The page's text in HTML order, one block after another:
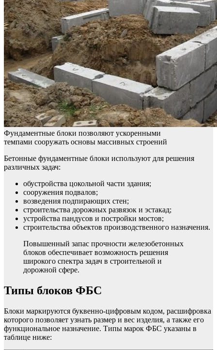
Фундаментные блоки позволяют ускоренными
темпами сооружать основы массивных строений
Бетонные фундаментные блоки используют для решения
различных задач:
обустройства цокольной части здания;
сооружения подвалов;
возведения подпирающих стен;
строительства дорожных развязок и эстакад;
устройства пандусов и постройки мостов;
строительства объектов производственного назначения.
Повышенный запас прочности железобетонных
блоков обеспечивает возможность решения
широкого спектра задач в строительной и
дорожной сфере.
Типы блоков ФБС
Блоки маркируются буквенно-цифровым кодом, расшифровка
которого позволяет узнать размер и вес изделия, а также его
функциональное назначение. Типы марок ФБС указаны в
таблице ниже: